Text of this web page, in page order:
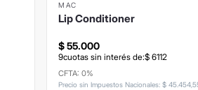
MAC
Lip Conditioner
$55.000
9cuotas sin interés de:$ 6112
CFTA: 0%
Precio sin Impuestos Nacionales: $ 45.454,